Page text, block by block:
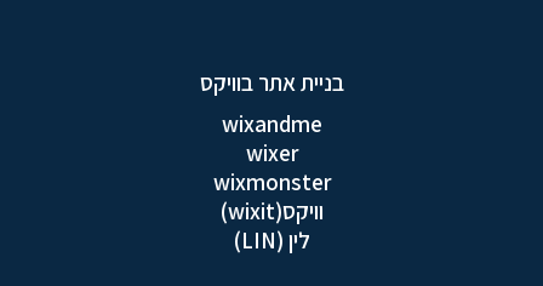
בניית אתר בוויקס
wixandme
wixer
wixmonster
וויקס(wixit)
לין (LIN)